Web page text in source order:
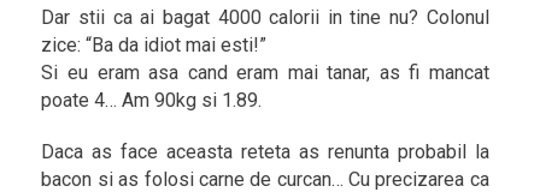
Dar stii ca ai bagat 4000 calorii in tine nu? Colonul
zice: “Ba da idiot mai esti!”
Si eu eram asa cand eram mai tanar, as fi mancat
poate 4… Am 90kg si 1.89.
Daca as face aceasta reteta as renunta probabil la
bacon si as folosi carne de curcan… Cu precizarea ca